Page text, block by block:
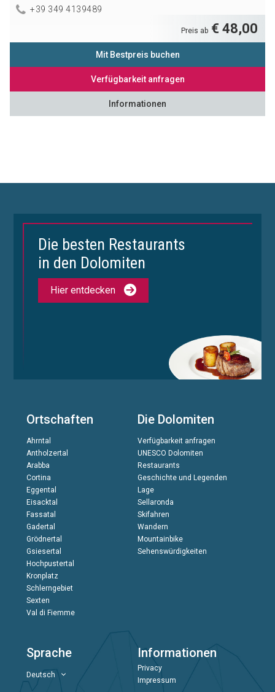
+39 349 4139489
Preis ab € 48,00
Mit Bestpreis buchen
Verfügbarkeit anfragen
Informationen
Die besten Restaurants
in den Dolomiten
Hier entdecken
Ortschaften
Ahrntal
Antholzertal
Arabba
Cortina
Eggental
Eisacktal
Fassatal
Gadertal
Grödnertal
Gsiesertal
Hochpustertal
Kronplatz
Schlerngebiet
Sexten
Val di Fiemme
Die Dolomiten
Verfügbarkeit anfragen
UNESCO Dolomiten
Restaurants
Geschichte und Legenden
Lage
Sellaronda
Skifahren
Wandern
Mountainbike
Sehenswürdigkeiten
Sprache
Deutsch
Informationen
Privacy
Impressum